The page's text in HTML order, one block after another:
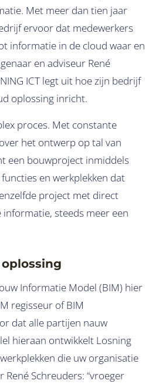
Met meer dan tien jaar
ervoor dat medewerkers
informatie in de cloud waar en
en adviseur René
ICT legt uit hoe zijn bedrijf
oplossing inricht.
proces. Met constante
het ontwerp op tal van
een bouwproject inmiddels
en werkplekken dat
project met direct
informatie, steeds meer een
Informatie Model (BIM) hier
regisseur of BIM
dat alle partijen nauw
hieraan ontwikkelt Losning
die uw organisatie
René Schreuders: “vroeger